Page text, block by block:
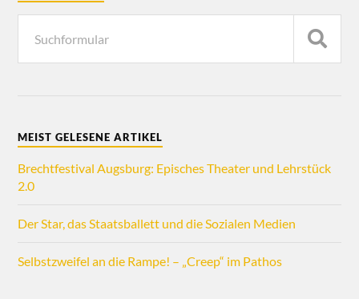
MEIST GELESENE ARTIKEL
Brechtfestival Augsburg: Episches Theater und Lehrstück
2.0
Der Star, das Staatsballett und die Sozialen Medien
Selbstzweifel an die Rampe! – „Creep“ im Pathos